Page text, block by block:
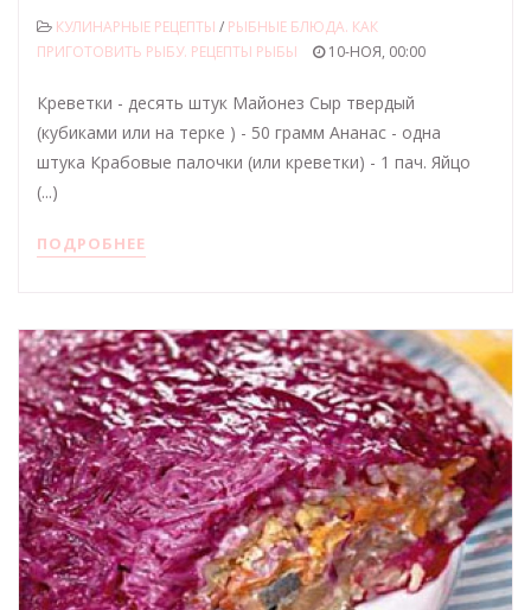
КУЛИНАРНЫЕ РЕЦЕПТЫ / РЫБНЫЕ БЛЮДА. КАК
ПРИГОТОВИТЬ РЫБУ. РЕЦЕПТЫ РЫБЫ
10-НОЯ, 00:00
Креветки - десять штук Майонез Сыр твердый
(кубиками или на терке ) - 50 грамм Ананас - одна
штука Крабовые палочки (или креветки) - 1 пач. Яйцо
(...)
ПОДРОБНЕЕ